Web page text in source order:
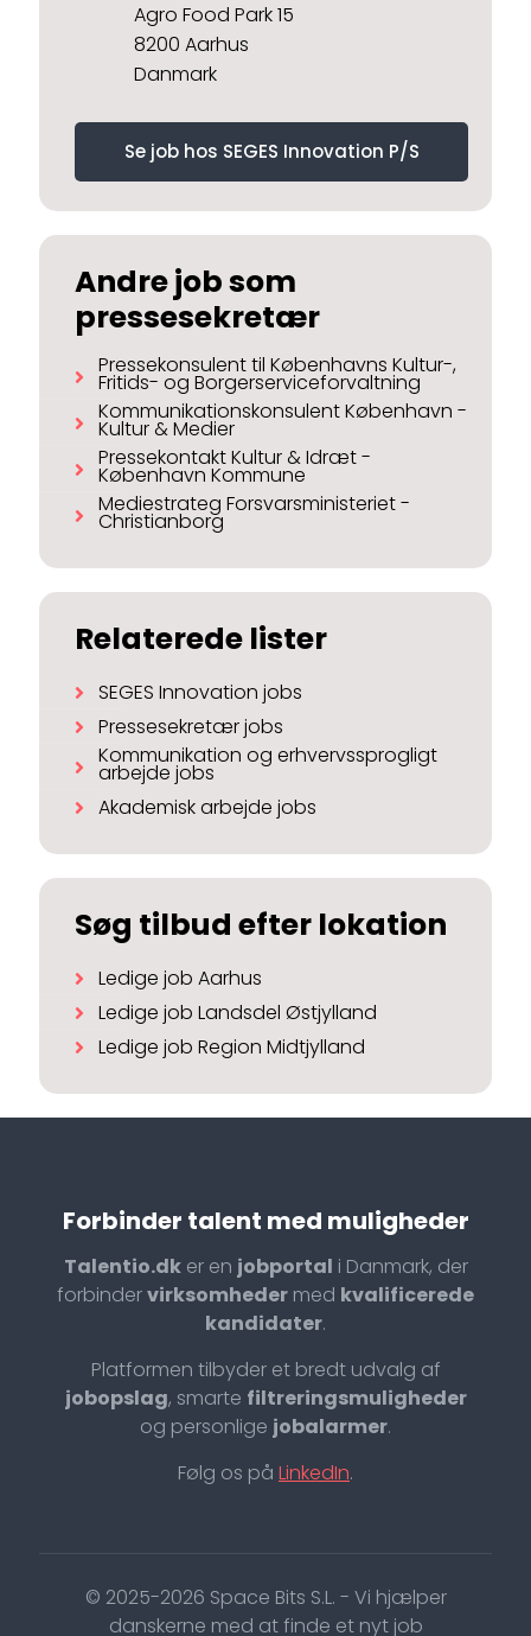
Agro Food Park 15
8200 Aarhus
Danmark
Se job hos SEGES Innovation P/S
Andre job som
pressesekretær
Pressekonsulent til Københavns Kultur-,
Fritids- og Borgerserviceforvaltning
Kommunikationskonsulent København -
Kultur & Medier
Pressekontakt Kultur & Idræt -
København Kommune
Mediestrateg Forsvarsministeriet -
Christianborg
Relaterede lister
SEGES Innovation jobs
Pressesekretær jobs
Kommunikation og erhvervssprogligt
arbejde jobs
Akademisk arbejde jobs
Søg tilbud efter lokation
Ledige job Aarhus
Ledige job Landsdel Østjylland
Ledige job Region Midtjylland
Forbinder talent med muligheder
Talentio.dker en jobportal i Danmark, der
forbindervirksomheder med kvalificerede
kandidater.
Platformen tilbyder et bredt udvalg af
jobopslag, smarte filtreringsmuligheder
og personlige jobalarmer.
Følg os på LinkedIn.
© 2025-2026 Space Bits S.L. - Vi hjælper
danskerne med at finde et nyt job